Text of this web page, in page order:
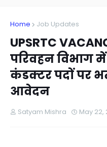
Home Job Updates
UPSRTC
परिवहन विभाग
कंडक्टर पदों पर
आवेदन
Satyam Mishra May 22,